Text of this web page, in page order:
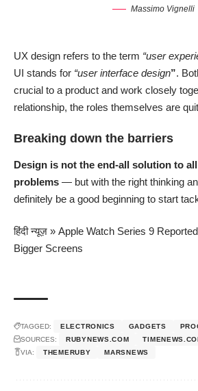
Massimo Vignelli
UX design refers to the term “user
UI stands for “user interface design”.
crucial to a product and work closely
relationship, the roles themselves are
Breaking down the barriers
Design is not the end-all solution to
problems — but with the right thinking
definitely be a good beginning to start
हिंदी न्यूज़ » Apple Watch Series 9
Bigger Screens
TAGGED: ELECTRONICS GADGETS
SOURCES:
RUBYNEWS.COM
VIA:
THEMERUBY MARSNEWS